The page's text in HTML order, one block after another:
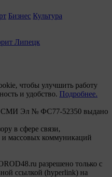
Бизнес Культура
Липецк
чтобы улучшить работу
и удобство. Подробнее.
СМИ Эл № ФС77-52350 выдано
в сфере связи,
массовых коммуникаций
разрешено только с
ссылкой (hyperlink) на